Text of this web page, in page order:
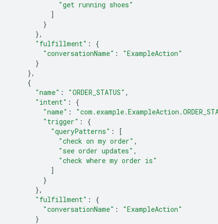
"get running shoes"
]
}
},
"fulfillment" :
{
"conversationName" :
"ExampleAction"
}
},
{
"name" : "ORDER_STATUS" ,
"intent" :
{
"name" :
"trigger" :
{
"queryPatterns" :
[
"check on my order" ,
"see order updates" ,
"check where my order is"
]
}
},
"fulfillment" :
{
"conversationName" :
"ExampleAction"
}